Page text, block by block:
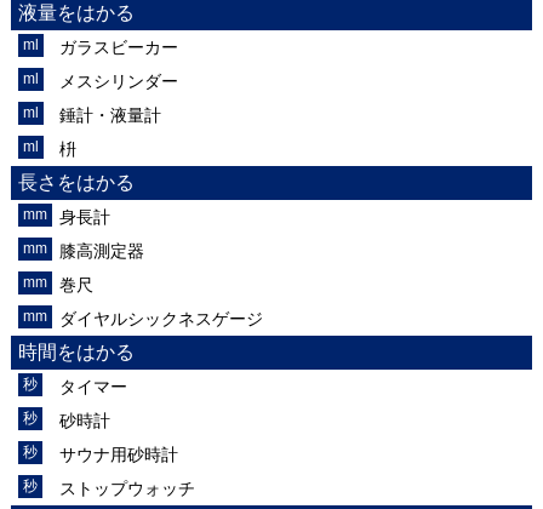
液量をはかる
ガラスビーカー
メスシリンダー
錘計・液量計
枡
長さをはかる
身長計
膝高測定器
巻尺
ダイヤルシックネスゲージ
時間をはかる
タイマー
砂時計
サウナ用砂時計
ストップウォッチ